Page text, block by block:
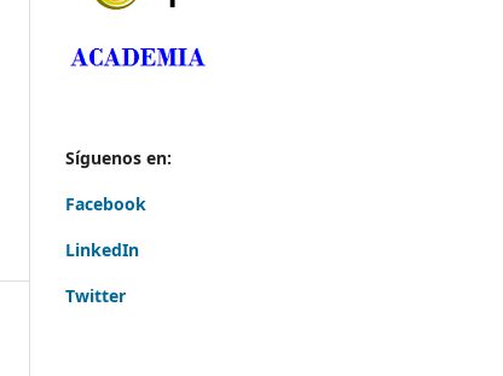
Síguenos en:
Facebook
LinkedIn
Twitter